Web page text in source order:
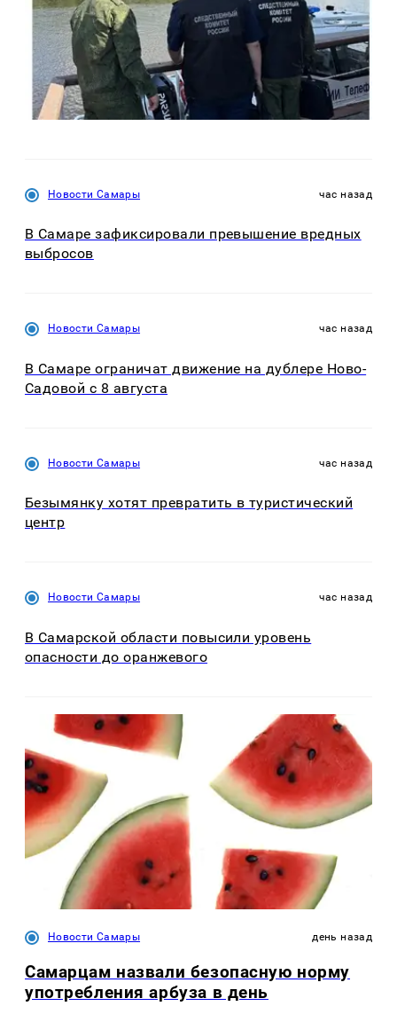
Новости Самары час назад
В Самаре зафиксировали превышение вредных
выбросов
Новости Самары час назад
В Самаре ограничат движение на дублере Ново-
Садовой с 8 августа
Новости Самары час назад
Безымянку хотят превратить в туристический
центр
Новости Самары час назад
В Самарской области повысили уровень
опасности до оранжевого
Новости Самары день назад
Самарцам назвали безопасную норму
употребления арбуза в день